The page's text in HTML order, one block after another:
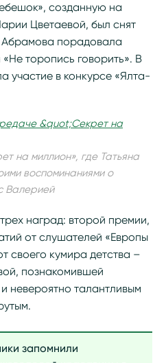
созданную на
Цветаевой, был снят
Абрамова порадовала
торопись говорить». В
участие в конкурсе «Ялта-
на миллион», где Татьяна
воспоминаниями о
Валерией
наград: второй премии,
от слушателей «Европы
своего кумира детства –
познакомившей
невероятно талантливым
запомнили